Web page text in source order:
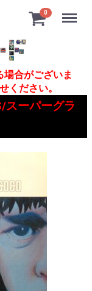
0 Menu
場合がございま
ください。
スーパーグラ